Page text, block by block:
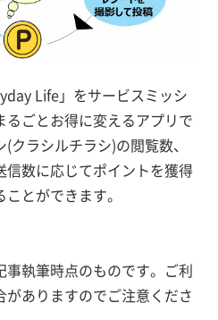
Life」をサービスミッシ
るごとお得に変えるアプリで
クラシルチラシ)の閲覧数、
信数に応じてポイントを獲得
とができます。
執筆時点のものです。ご利
がありますのでご注意くださ